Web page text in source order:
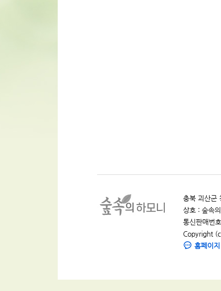
충북 괴산군
상호 : 숲속
통신판매번
Copyright
홈페이